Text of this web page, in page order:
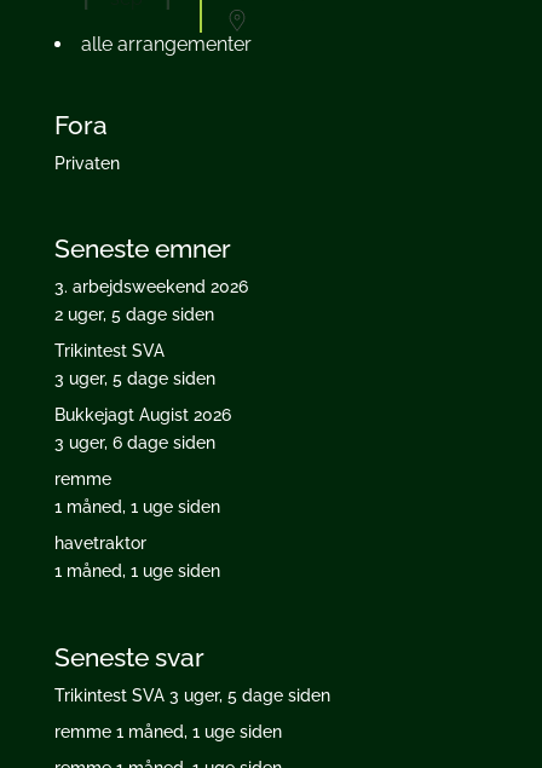
alle arrangementer
Fora
Privaten
Seneste emner
3. arbejdsweekend 2026
2 uger, 5 dage siden
Trikintest SVA
3 uger, 5 dage siden
Bukkejagt Augist 2026
3 uger, 6 dage siden
remme
1 måned, 1 uge siden
havetraktor
1 måned, 1 uge siden
Seneste svar
Trikintest SVA 3 uger, 5 dage siden
remme 1 måned, 1 uge siden